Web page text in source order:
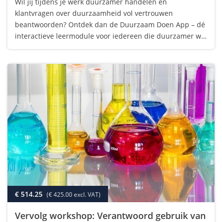
klantvragen over duurzaamheid vol vertrouwen
beantwoorden? Ontdek dan de Duurzaam Doen App – dé
interactieve leermodule voor iedereen die duurzamer wil
€ 514.25 (€ 425.00 excl. VAT)
Vervolg workshop: Verantwoord gebruik van